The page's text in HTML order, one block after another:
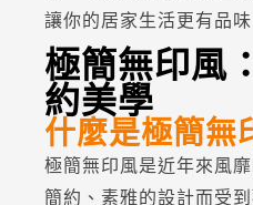
讓你的居家生活更有品味
極簡無印風
約美學
什麼是極簡無
極簡無印風是近年來風
簡約、素雅的設計而受